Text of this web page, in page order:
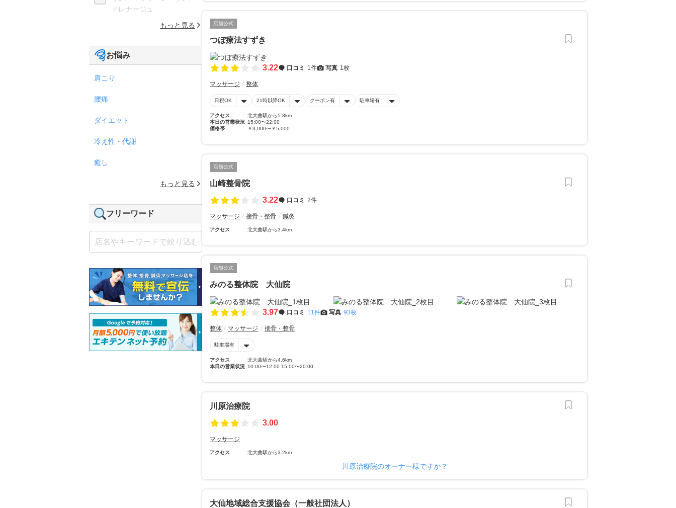
店舗公式
つぼ療法すずき
3.22 口コミ 1件 写真 1枚
マッサージ 整体
日祝OK 21時以降OK クーポン有 駐車場有
アクセス
北大曲駅から5.8km
本日の営業状況 15:00〜22:00
価格帯
￥3,000〜￥5,000
店舗公式
山崎整骨院
3.22
口コミ 2件
マッサージ 接骨・整骨 鍼灸
アクセス 北大曲駅から3.4km
店舗公式
みのる整体院 大仙院
3.97 口コミ 11件 写真 93枚
整体 マッサージ 接骨・整骨
駐車場有
アクセス
北大曲駅から4.6km
本日の営業状況 10:00〜12:00 15:00〜20:00
川原治療院
3.00
マッサージ
アクセス 北大曲駅から3.2km
川原治療院のオーナー様ですか？
大仙地域総合支援協会（一般社団法人）
ドレナージュ
もっと見る
お悩み
肩こり
腰痛
ダイエット
冷え性・代謝
癒し
もっと見る
フリーワード